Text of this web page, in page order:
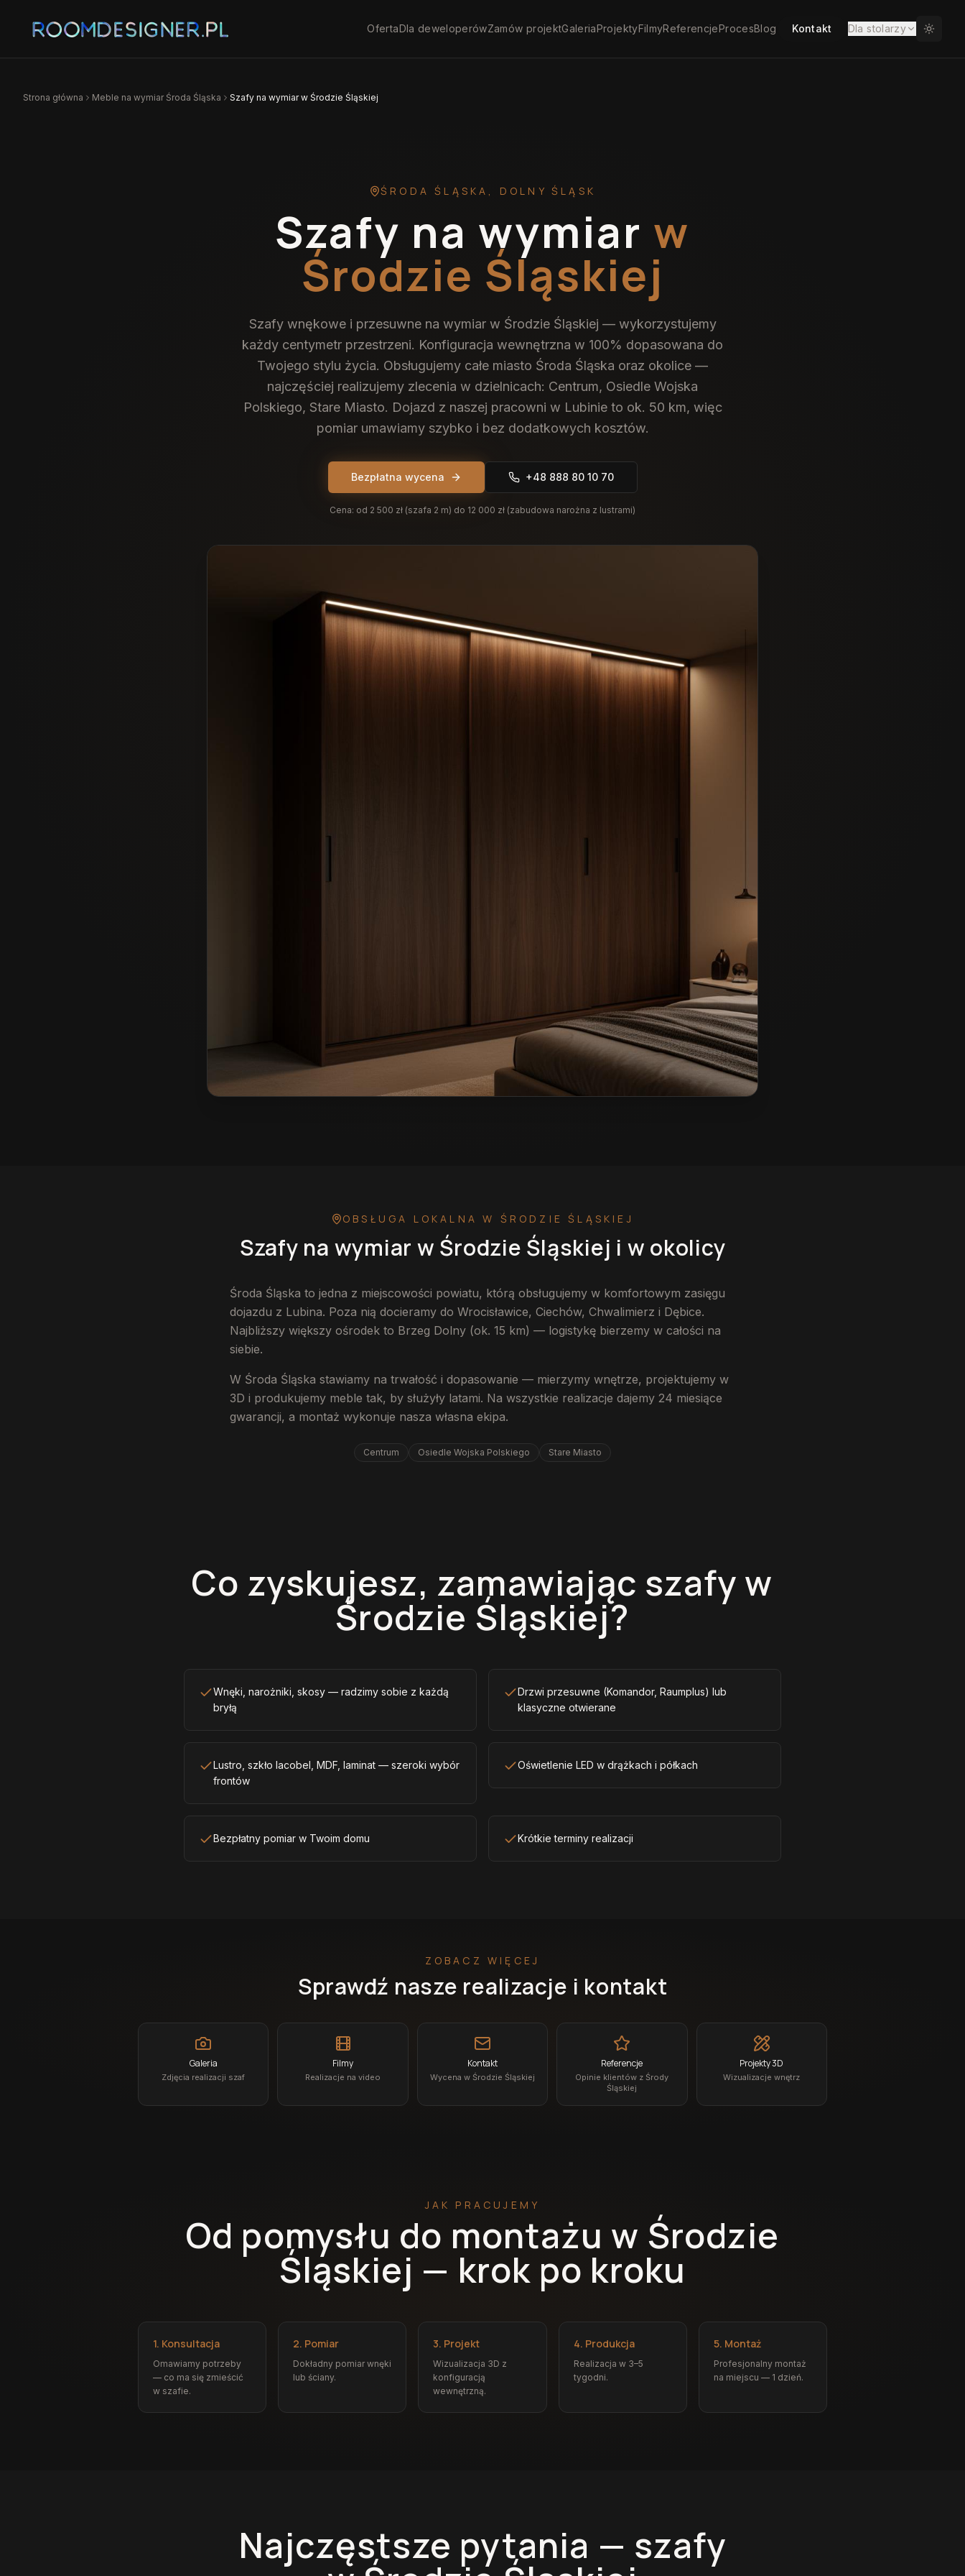
OfertaDla deweloperówZamów projektGaleriaProjektyFilmyReferencjeProcesBlog Kontakt Dla stolarzy
Strona główna Meble na wymiar Środa Śląska Szafy na wymiar w Środzie Śląskiej
ŚRODA ŚLĄSKA , DOLNY ŚLĄSK
Szafy na wymiar w
Środzie Śląskiej
Szafy wnękowe i przesuwne na wymiar w Środzie Śląskiej — wykorzystujemy
każdy centymetr przestrzeni. Konfiguracja wewnętrzna w 100% dopasowana do
Twojego stylu życia. Obsługujemy całe miasto Środa Śląska oraz okolice —
najczęściej realizujemy zlecenia w dzielnicach: Centrum, Osiedle Wojska
Polskiego, Stare Miasto. Dojazd z naszej pracowni w Lubinie to ok. 50 km, więc
pomiar umawiamy szybko i bez dodatkowych kosztów.
Bezpłatna wycena +48 888 80 10 70
Cena: od 2 500 zł (szafa 2 m) do 12 000 zł (zabudowa narożna z lustrami)
OBSŁUGA LOKALNAW ŚRODZIE ŚLĄSKIEJ
Szafy na wymiar w Środzie Śląskiej i w okolicy
Środa Śląska to jedna z miejscowości powiatu, którą obsługujemy w komfortowym zasięgu
dojazdu z Lubina. Poza nią docieramy do Wrocisławice, Ciechów, Chwalimierz i Dębice.
Najbliższy większy ośrodek to Brzeg Dolny (ok. 15 km) — logistykę bierzemy w całości na
siebie.
W Środa Śląska stawiamy na trwałość i dopasowanie — mierzymy wnętrze, projektujemy w
3D i produkujemy meble tak, by służyły latami. Na wszystkie realizacje dajemy 24 miesiące
gwarancji, a montaż wykonuje nasza własna ekipa.
Centrum Osiedle Wojska Polskiego Stare Miasto
Co zyskujesz, zamawiając szafy w
Środzie Śląskiej?
Wnęki, narożniki, skosy — radzimy sobie z każdą
bryłą
Drzwi przesuwne (Komandor, Raumplus) lub
klasyczne otwierane
Lustro, szkło lacobel, MDF, laminat — szeroki wybór
frontów
Oświetlenie LED w drążkach i półkach
Bezpłatny pomiar w Twoim domu Krótkie terminy realizacji
ZOBACZ WIĘCEJ
Sprawdź nasze realizacje i kontakt
Galeria
Zdjęcia realizacji szaf
Filmy
Realizacje na video
Kontakt
Wycena w Środzie Śląskiej
Referencje
Opinie klientów z Środy
Śląskiej
Projekty 3D
Wizualizacje wnętrz
JAK PRACUJEMY
Od pomysłu do montażu w Środzie
Śląskiej — krok po kroku
1. Konsultacja
Omawiamy potrzeby
— co ma się zmieścić
w szafie.
2. Pomiar
Dokładny pomiar wnęki
lub ściany.
3. Projekt
Wizualizacja 3D z
konfiguracją
wewnętrzną.
4. Produkcja
Realizacja w 3–5
tygodni.
5. Montaż
Profesjonalny montaż
na miejscu — 1 dzień.
Najczęstsze pytania — szafy